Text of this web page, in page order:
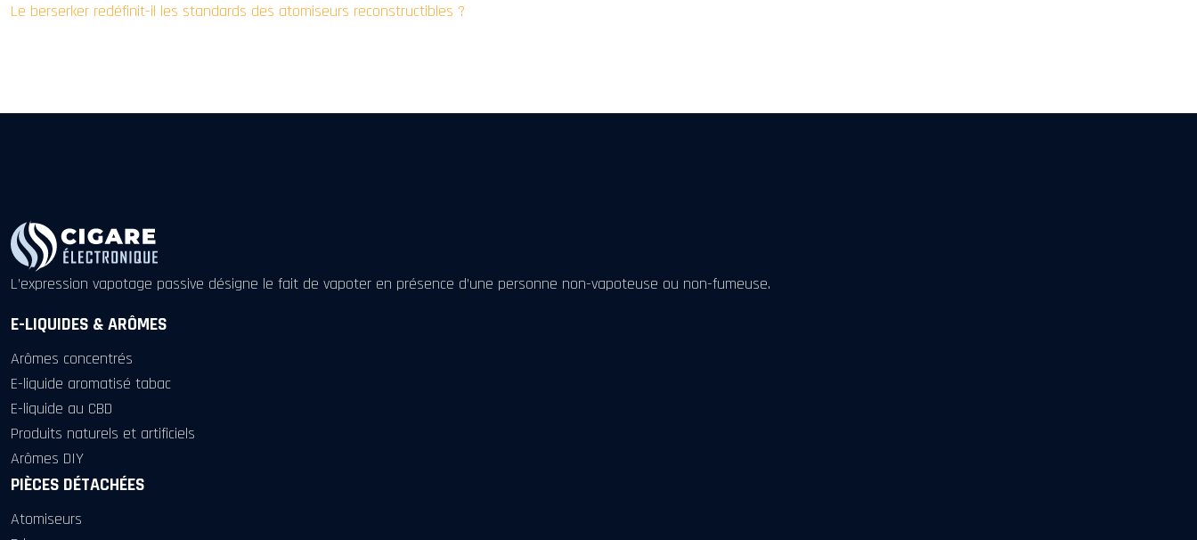
Le berserker redéfinit-il les standards des atomiseurs reconstructibles ?
L’expression vapotage passive désigne le fait de vapoter en présence d’une personne non-vapoteuse ou non-fumeuse.
E-LIQUIDES & ARÔMES
Arômes concentrés
E-liquide aromatisé tabac
E-liquide au CBD
Produits naturels et artificiels
Arômes DIY
PIÈCES DÉTACHÉES
Atomiseurs